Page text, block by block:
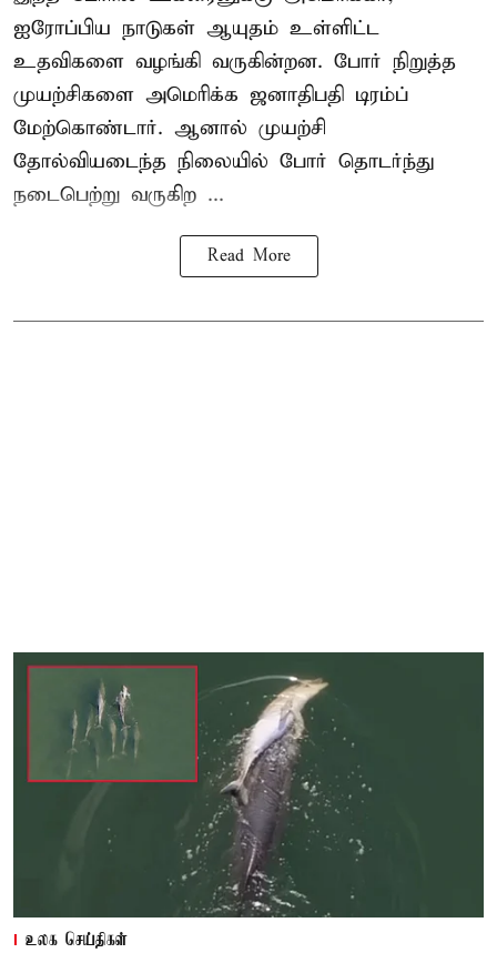
ஐரோப்பிய நாடுகள் ஆயுதம் உள்ளிட்ட
உதவிகளை வழங்கி வருகின்றன. போர் நிறுத்த
முயற்சிகளை அமெரிக்க ஜனாதிபதி டிரம்ப்
மேற்கொண்டார். ஆனால் முயற்சி
தோல்வியடைந்த நிலையில் போர் தொடர்ந்து
நடைபெற்று வருகிற ...
Read More
உலக செய்திகள்